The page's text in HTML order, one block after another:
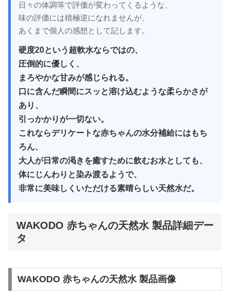
日々の体調等で評価が変わってくるような、
味の評価には積極逆になれませんが、
あくまで個人の感想として記します。
硬度20という超軟水ならではの、
圧倒的に優しく、
まろやかな甘みが感じられる。
口に含んだ瞬間にスッと溶け込むような柔らかさが
あり、
引っかかりが一切ない。
これならデリケートな赤ちゃんの水分補給にはもち
ろん、
大人が日常の渇きを癒すために飲むお水としても、
体にじんわりと染み渡るようで、
非常に美味しくいただける素晴らしい天然水だ。
WAKODO 赤ちゃんの天然水 製品詳細デー
タ
WAKODO 赤ちゃんの天然水 製品画像